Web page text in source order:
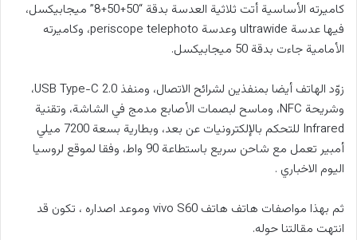
كاميرته الأساسية أتت ثلاثية العدسة بدقة “50+50+8” ميجابيكسل،
فيها عدسة ultrawide وعدسة periscope telephoto، وكاميرته
الأمامية جاءت بدقة 50 ميجابيكسل.
زوّد الهاتف أيضا بمنفذين لشرائح الاتصال، ومنفذ USB Type-C 2.0،
وشريحة NFC، وماسح لبصمات الأصابع مدمج في الشاشة، وتقنية
Infrared للتحكم بالإلكترونيات عن بعد، وبطارية بسعة 7200 ميلي
أمبير تعمل مع شاحن سريع باستطاعة 90 واط، وفقا لموقع لروسيا
اليوم الاخباري .
ثم بهذا مواصفات هاتف هاتف vivo S60 وموعد اصداره ، تكون قد
انتهت مقالتنا حوله.